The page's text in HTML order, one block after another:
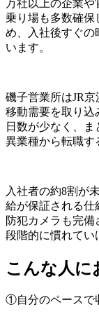
万社以上の企業や
乗り場も多数確保
め、入社後すぐの
います。
磯子営業所はJR
移動需要を取り込
日数が少なく、ま
異業種から転職す
入社者の約8割が
給が保証される仕
防犯カメラも完
段階的に慣れてい
こんな人に
①自分のペースで